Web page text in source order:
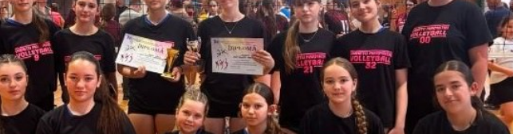
Caravana Cloud Regional Nord-Vest în Baia Mare: Un pas spre digitalizarea
Trei seri despre gândire, emoții și sănătate, la Vișeu de Sus
Eveniment special la Baia Mare, la 570 de ani de la moartea lui Iancu de